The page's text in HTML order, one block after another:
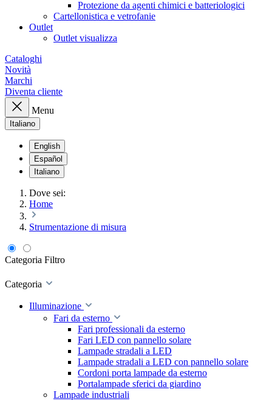
Protezione da agenti chimici e batteriologici
Cartellonistica e vetrofanie
Outlet
Outlet visualizza
Cataloghi
Novità
Marchi
Diventa cliente
Menu
Italiano
English
Español
Italiano
Dove sei:
Home
Strumentazione di misura
Categoria Filtro
Categoria
Illuminazione
Fari da esterno
Fari professionali da esterno
Fari LED con pannello solare
Lampade stradali a LED
Lampade stradali a LED con pannello solare
Cordoni porta lampade da esterno
Portalampade sferici da giardino
Lampade industriali